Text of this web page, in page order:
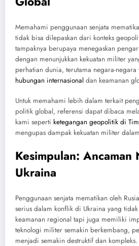
Memahami penggunaan senjata
tidak bisa dilepaskan dari konteks
tampaknya berupaya menegaskan
dengan menunjukkan kekuatan militer
perhatian dunia, terutama negara-
hubungan internasional dan keamanan
Untuk memahami lebih dalam terkait
politik global, referensi dapat dibaca
kami seperti ketegangan geopolitik di
mengupas dampak kekuatan militer
Kesimpulan: Ancaman
Ukraina
Penggunaan senjata mematikan oleh
serius dalam konflik di Ukraina yang
keamanan regional tapi juga memiliki
teknologi militer semakin berkembang,
menjadi semakin destruktif dan kompleks.